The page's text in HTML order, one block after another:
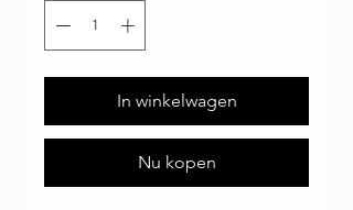
In winkelwagen
Nu kopen